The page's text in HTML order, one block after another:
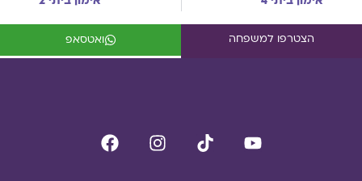
הצטרפו למשפחה ואטסאפ